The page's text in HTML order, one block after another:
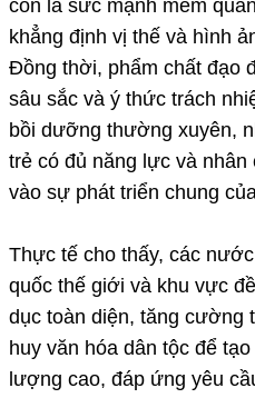
còn là sức mạnh mềm
khẳng định vị thế và hình
Đồng thời, phẩm chất đạo
sâu sắc và ý thức trách
bồi dưỡng thường xuyên,
trẻ có đủ năng lực và
vào sự phát triển chung
Thực tế cho thấy, các
quốc thế giới và khu vực
dục toàn diện, tăng cường
huy văn hóa dân tộc để
lượng cao, đáp ứng yêu